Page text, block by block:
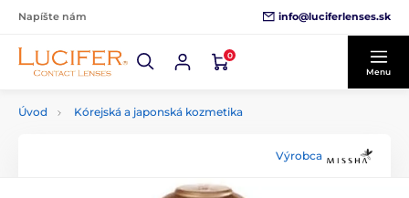
Napíšte nám info@luciferlenses.sk
0
Menu
Úvod Kórejská a japonská kozmetika
Výrobca